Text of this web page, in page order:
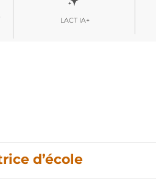
LACT IA+
d’école